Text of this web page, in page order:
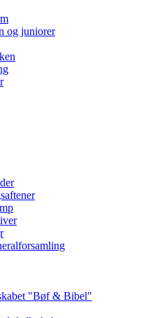
og juniorer
"Bøf & Bibel"